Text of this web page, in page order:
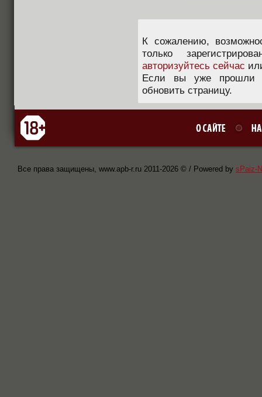
К сожалению,
только
авторизуйтесь сейчас
Если вы уже прошли
обновить страницу.
Все права защищены, www.apb-r.ru 2011-2026 © / Powered by sPaiz-